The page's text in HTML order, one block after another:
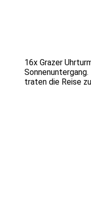
16x Grazer
traten die Reise